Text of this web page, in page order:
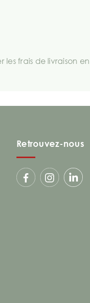
frais de livraison
Retrouvez-nous